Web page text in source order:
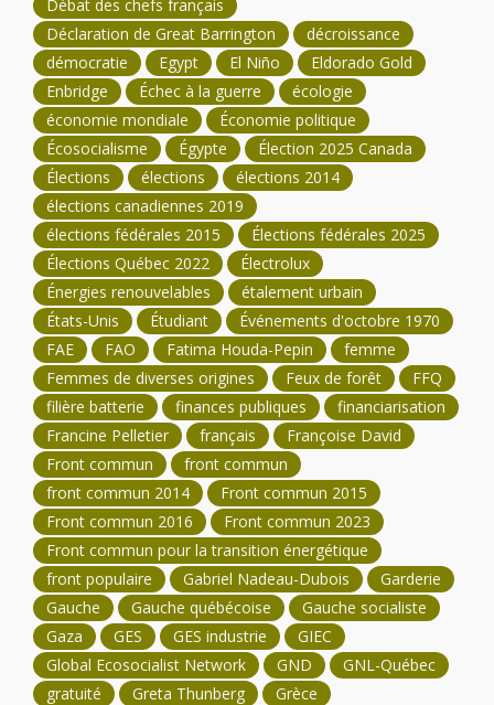
Débat des chefs français
Déclaration de Great Barrington
décroissance
démocratie
Egypt El Niño
Eldorado Gold
Enbridge
Échec à la guerre
écologie
économie mondiale
Économie politique
Écosocialisme
Égypte
Élection 2025 Canada
Élections
élections
élections 2014
élections canadiennes 2019
élections fédérales 2015
Élections fédérales 2025
Élections Québec 2022
Électrolux
Énergies renouvelables
étalement urbain
États-Unis
Étudiant
Événements d'octobre 1970
FAE
FAO Fatima Houda-Pepin
femme
Femmes de diverses origines
Feux de forêt
FFQ
filière batterie
finances publiques
financiarisation
Francine Pelletier
français
Françoise David
Front commun
front commun
front commun 2014
Front commun 2015
Front commun 2016
Front commun 2023
Front commun pour la transition énergétique
front populaire
Gabriel Nadeau-Dubois
Garderie
Gauche
Gauche québécoise
Gauche socialiste
Gaza
GES GES industrie
GIEC
Global Ecosocialist Network
GND
GNL-Québec
gratuité
Greta Thunberg
Grèce